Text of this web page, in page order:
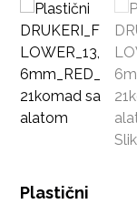
Plastični